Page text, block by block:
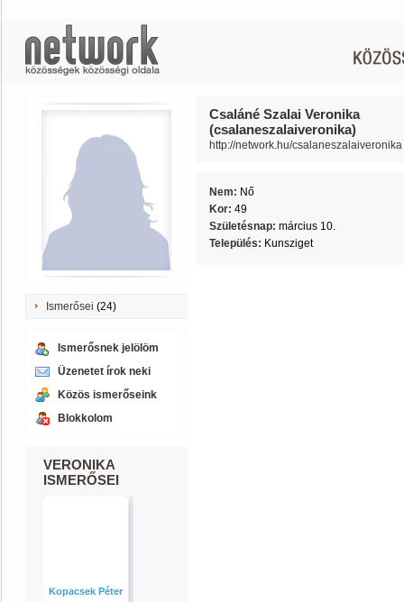
Ismerősei (24)
Ismerősnek jelölöm
Üzenetet írok neki
Közös ismerőseink
Blokkolom
VERONIKA
ISMERŐSEI
Kopacsek Péter
Csaláné Szalai Veronika
(csalaneszalaiveronika)
http://network.hu/csalaneszalaiveronika
Nem: Nő
Kor: 49
Születésnap: március 10.
Település: Kunsziget